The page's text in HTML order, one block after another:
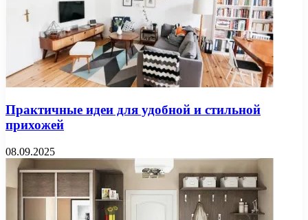
Практичные идеи для удобной и стильной
прихожей
08.09.2025